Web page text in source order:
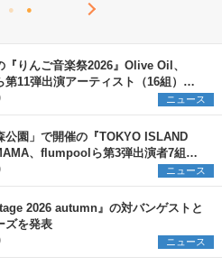
『りんご音楽祭2026』Olive Oil、
第11弾出演アーティスト（16組）を
ニュース
公園」で開催の『TOKYO ISLAND
、flumpoolら第3弾出演者7組を
ョップ・アート出展者を募集ニュース
2026 autumn』の対バンゲストと
ズを発表
ニュース